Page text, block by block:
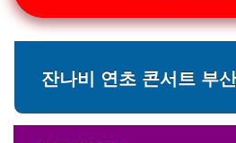
잔나비 연초 콘서트 부